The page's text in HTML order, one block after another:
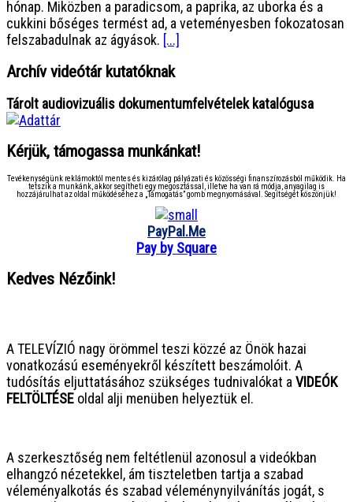
hónap. Miközben a paradicsom, a paprika, az uborka és a
cukkini bőséges termést ad, a veteményesben fokozatosan
felszabadulnak az ágyások. [...]
Archív videótár kutatóknak
Tárolt audiovizuális dokumentumfelvételek katalógusa
Kérjük, támogassa munkánkat!
Tevékenységünk reklámoktól mentes és kizárólag pályázati és közösségi finanszírozásból működik. Ha
tetszik a munkánk, akkor segítheti egy megosztással, illetve ha van rá módja, anyagilag is
hozzájárulhat az oldal működéséhez a „Támogatás” gomb megnyomásával. Segítségét köszönjük!
PayPal.Me
Pay by Square
Kedves Nézőink!
A TELEVÍZIÓ nagy örömmel teszi közzé az Önök hazai
vonatkozású eseményekről készített beszámolóit. A
tudósítás eljuttatásához szükséges tudnivalókat a VIDEÓK
FELTÖLTÉSE oldal alji menüben helyeztük el.
A szerkesztőség nem feltétlenül azonosul a videókban
elhangzó nézetekkel, ám tiszteletben tartja a szabad
véleményalkotás és szabad véleménynyilvánítás jogát, s